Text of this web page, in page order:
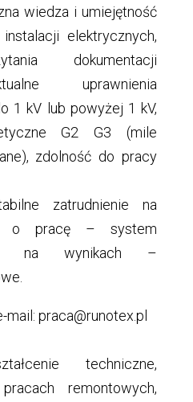
wiedza i umiejętność
elektrycznych,
dokumentacji
uprawnienia
1 kV lub powyżej 1 kV,
G2 G3 (mile
zdolność do pracy
zatrudnienie na
o pracę – system
na wynikach –
mail: praca@runotex.pl
techniczne,
remontowych,